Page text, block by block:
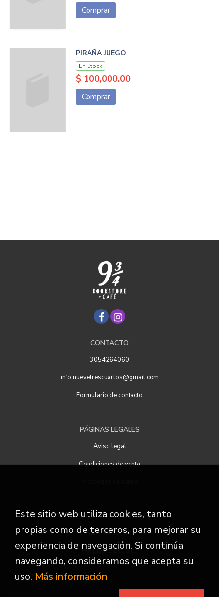
Comprar
PIRAÑA JUEGO
En Stock
$ 100,000.00
Comprar
CONTACTO
3054264060
info.nuevetrescuartos@gmail.com
Formulario de contacto
PÁGINAS LEGALES
Aviso legal
Condiciones de venta
ATENCIÓN AL CLIENTE
Quiénes somos
Pedidos especiales
Este sitio web utiliza cookies, tanto
propias como de terceros, para mejorar su
experiencia de navegación. Si continúa
navegando, consideramos que acepta su
uso. Más información